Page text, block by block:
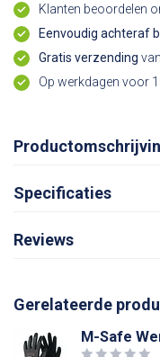
Klanten beoordelen
Eenvoudig achteraf
Gratis verzending
Op werkdagen voor
Specificaties
Reviews
Gerelateerde
M-Safe